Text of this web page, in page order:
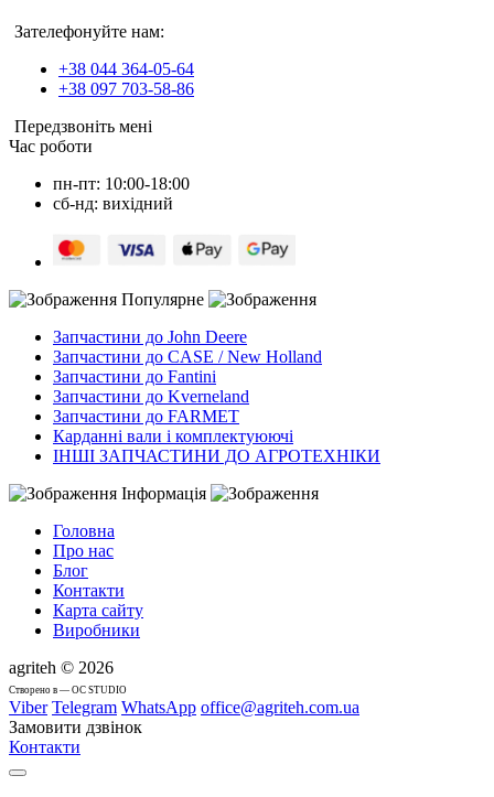
Зателефонуйте нам:
+38 044 364-05-64
+38 097 703-58-86
Передзвоніть мені
Час роботи
пн-пт: 10:00-18:00
сб-нд: вихідний
Популярне
Запчастини до John Deere
Запчастини до CASE / New Holland
Запчастини до Fantini
Запчастини до Kverneland
Запчастини до FARMET
Карданні вали і комплектуюючі
ІНШІ ЗАПЧАСТИНИ ДО АГРОТЕХНІКИ
Інформація
Головна
Про нас
Блог
Контакти
Карта сайту
Виробники
agriteh © 2026
Cтворено в — OC STUDIO
Viber Telegram WhatsApp office@agriteh.com.ua
Замовити дзвінок
Контакти